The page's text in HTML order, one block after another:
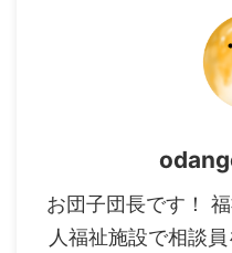
お団子団長です！
人福祉施設で相談